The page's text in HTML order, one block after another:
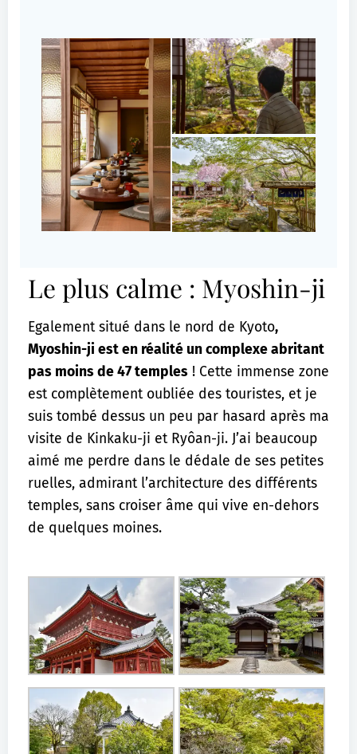
Le plus calme : Myoshin-ji
Egalement situé dans le nord de Kyoto,
Myoshin-ji est en réalité un complexe abritant
pas moins de 47 temples ! Cette immense zone
est complètement oubliée des touristes, et je
suis tombé dessus un peu par hasard après ma
visite de Kinkaku-ji et Ryôan-ji. J’ai beaucoup
aimé me perdre dans le dédale de ses petites
ruelles, admirant l’architecture des différents
temples, sans croiser âme qui vive en-dehors
de quelques moines.